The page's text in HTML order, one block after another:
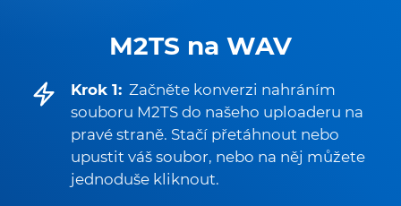
M2TS na WAV
Krok 1: Začněte konverzi nahráním
souboru M2TS do našeho uploaderu na
pravé straně. Stačí přetáhnout nebo
upustit váš soubor, nebo na něj můžete
jednoduše kliknout.